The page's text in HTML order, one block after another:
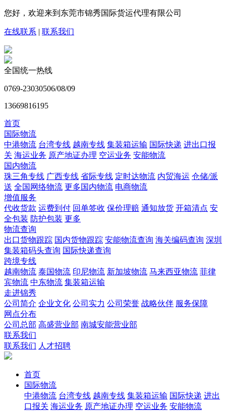
您好，欢迎来到东莞市锦秀国际货运代理有限公司
在线联系 | 联系我们
全国统一热线
0769-23030506/08/09
13669816195
首页
国际物流
中港物流 台湾专线 越南专线 集装箱运输 国际快递 进出口报
关 海运业务 原产地证办理 空运业务 安能物流
国内物流
珠三角专线 广西专线 省际专线 定时达物流 内贸海运 仓储/派
送 全国网络物流 更多国内物流 电商物流
增值服务
代收货款 运费到付 回单签收 保价理赔 通知放货 开箱清点 安
全包装 防护包装 更多
物流查询
出口货物跟踪 国内货物跟踪 安能物流查询 海关编码查询 深圳
集装箱码头查询 国际快递查询
跨境专线
越南物流 泰国物流 印尼物流 新加坡物流 马来西亚物流 菲律
宾物流 中东物流 集装箱运输
走进锦秀
公司简介 企业文化 公司实力 公司荣誉 战略伙伴 服务保障
网点分布
公司总部 高盛营业部 南城安能营业部
联系我们
联系我们 人才招聘
首页
国际物流
中港物流 台湾专线 越南专线 集装箱运输 国际快递 进出
口报关 海运业务 原产地证办理 空运业务 安能物流